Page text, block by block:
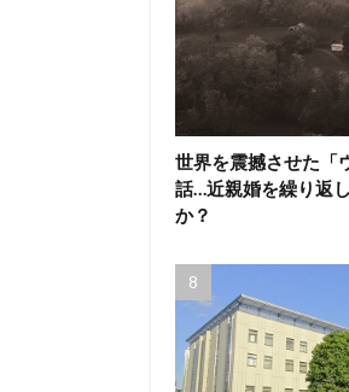
世界を震撼させた「
話…近親婚を繰り返
か？